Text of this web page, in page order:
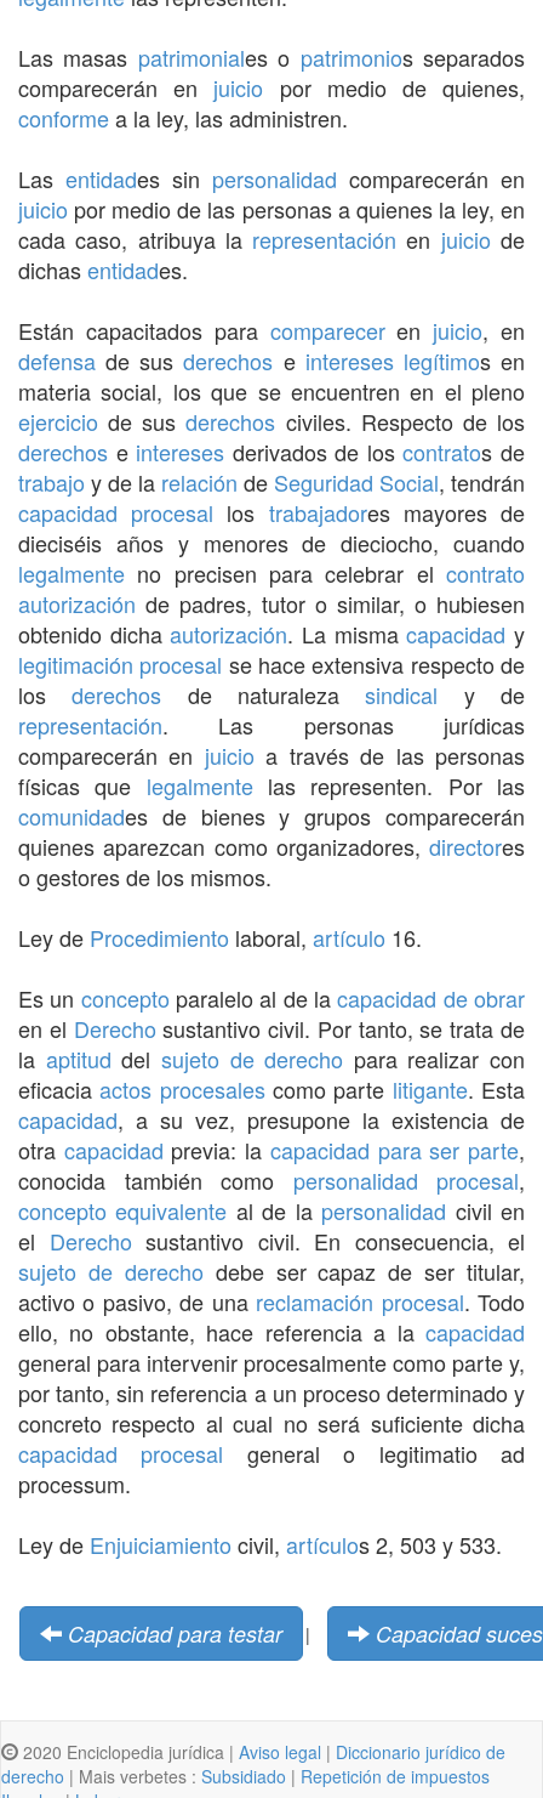
Las masas patrimoniales o patrimonios separados
comparecerán en juicio por medio de quienes,
conformea la ley, las administren.
Las entidades sin personalidad comparecerán en
juicio por medio de las personas a quienes la ley, en
cada caso, atribuya la representación en juicio de
dichasentidades.
Están capacitados para compareceren juicio, en
defensa de susderechos e intereses legítimos en
materia social, los que se encuentren en el pleno
ejercicio de susderechos civiles. Respecto de los
derechos e intereses derivados de loscontratos de
trabajo y de la relación de Seguridad Social, tendrán
capacidad procesal los trabajadores mayores de
dieciséis años y menores de dieciocho, cuando
legalmente no precisen para celebrar el contrato
autorización de padres, tutor o similar, o hubiesen
obtenido dichaautorización. La mismacapacidad y
legitimación procesal se hace extensiva respecto de
losderechos de naturalezasindical y de
representación. Las personas jurídicas
comparecerán en juicio a través de las personas
físicas que legalmentelas representen. Por las
comunidades de bienes y grupos comparecerán
quienes aparezcan como organizadores, directores
o gestores de los mismos.
Ley de Procedimiento laboral, artículo 16.
Es un concepto paralelo al de lacapacidad de obrar
en el Derecho sustantivo civil. Por tanto, se trata de
la aptitud del sujeto de derecho para realizar con
eficaciaactos procesalescomo parte litigante. Esta
capacidad, a su vez, presupone la existencia de
otra capacidad previa: la capacidad para ser parte,
conocida también como personalidad procesal,
concepto equivalente al de la personalidad civil en
el Derecho sustantivo civil. En consecuencia, el
sujeto de derecho debe ser capaz de ser titular,
activo o pasivo, de una reclamación procesal. Todo
ello, no obstante, hace referencia a la capacidad
general para intervenir procesalmente como parte y,
por tanto, sin referencia a un proceso determinado y
concreto respecto al cual no será suficiente dicha
capacidad
procesal general o legitimatio ad
processum.
Ley de Enjuiciamiento civil, artículos 2, 503 y 533.
Capacidad para testar | Capacidad
2020 Enciclopedia jurídica | Aviso legal | Diccionario jurídico de
derecho | Mais verbetes : Subsidiado | Repetición de impuestos